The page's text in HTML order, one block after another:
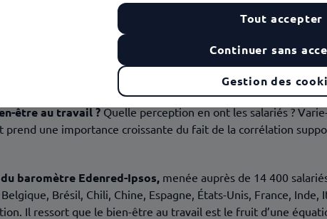
être au travail ? Quelle perception en ont les salariés ?
prend une importance croissante du fait de la corrélation
baromètre Edenred-Ipsos, menée auprès de 14 400
Brésil, Chili, Chine, Espagne, États-Unis, France,
Il ressort que le bien-être au travail est le fruit d’une
Gestion des
Continuer sans
Tout accepter